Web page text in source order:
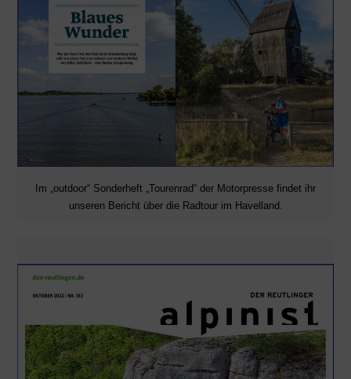
Im „outdoor“ Sonderheft „Tourenrad“ der Motorpresse findet ihr
unseren Bericht über die Radtour im Havelland.